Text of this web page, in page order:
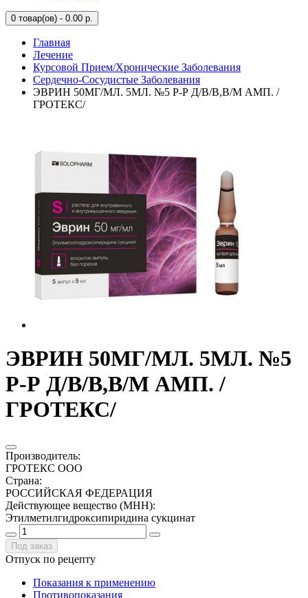
0 товар(ов) - 0.00 р.
Главная
Лечение
Курсовой Прием/Хронические Заболевания
Сердечно-Сосудистые Заболевания
ЭВРИН 50МГ/МЛ. 5МЛ. №5 Р-Р Д/В/В,В/М АМП. /
ГРОТЕКС/
ЭВРИН 50МГ/МЛ. 5МЛ. №5
Р-Р Д/В/В,В/М АМП. /
ГРОТЕКС/
Производитель:
ГРОТЕКС ООО
Страна:
РОССИЙСКАЯ ФЕДЕРАЦИЯ
Действующее вещество (МНН):
Этилметилгидроксипиридина сукцинат
Под заказ
Отпуск по рецепту
Показания к применению
Противопоказания